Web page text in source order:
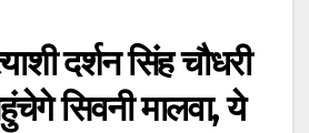
दर्शन सिंह चौधरी
सिवनी मालवा, ये